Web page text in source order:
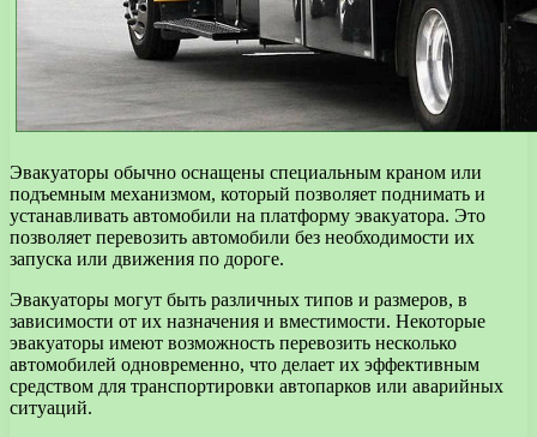
Эвакуаторы обычно оснащены специальным краном или
подъемным механизмом, который позволяет поднимать и
устанавливать автомобили на платформу эвакуатора. Это
позволяет перевозить автомобили без необходимости их
запуска или движения по дороге.
Эвакуаторы могут быть различных типов и размеров, в
зависимости от их назначения и вместимости. Некоторые
эвакуаторы имеют возможность перевозить несколько
автомобилей одновременно, что делает их эффективным
средством для транспортировки автопарков или аварийных
ситуаций.